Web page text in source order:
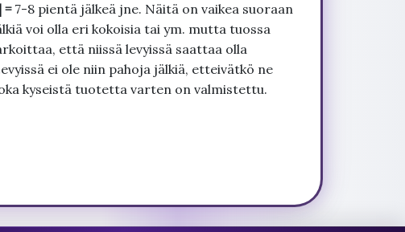
= 7-8 pientä jälkeä jne. Näitä on vaikea suoraan
voi olla eri kokoisia tai ym. mutta tuossa
että niissä levyissä saattaa olla
ei ole niin pahoja jälkiä, etteivätkö ne
kyseistä tuotetta varten on valmistettu.